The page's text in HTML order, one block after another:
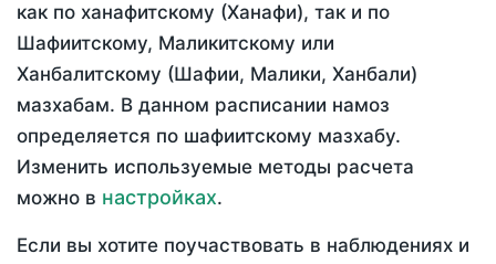
как по ханафитскому (Ханафи), так и по
Шафиитскому, Маликитскому или
Ханбалитскому (Шафии, Малики, Ханбали)
мазхабам. В данном расписании намоз
определяется по шафиитскому мазхабу.
Изменить используемые методы расчета
можно в настройках.
Если вы хотите поучаствовать в наблюдениях и